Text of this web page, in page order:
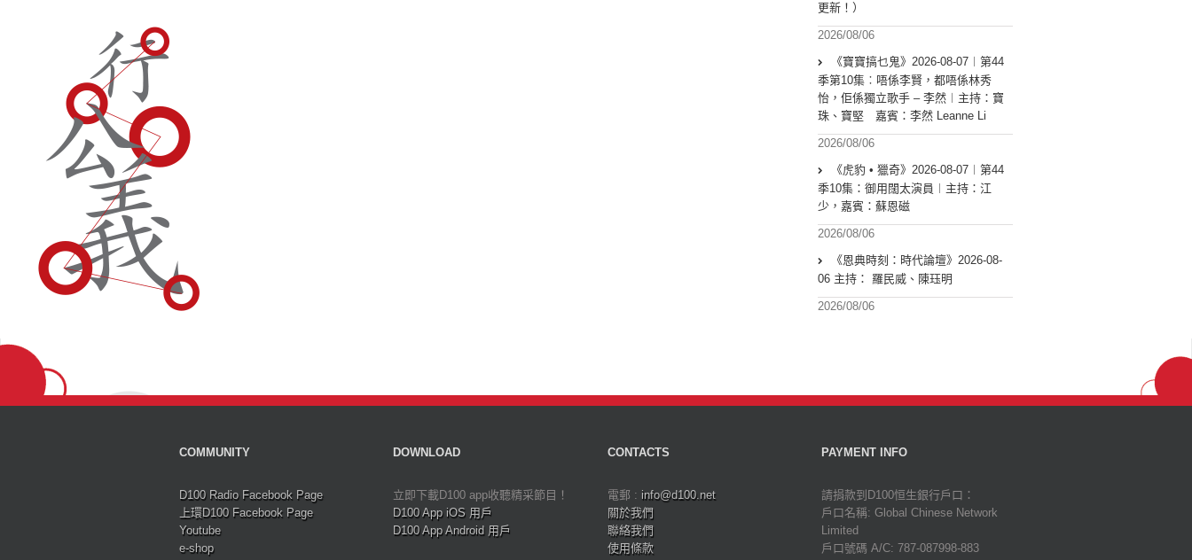
更新！）
2026/08/06
《寶寶搞乜鬼》2026-08-07︱第44
季第10集︰唔係李賢，都唔係林秀
怡，佢係獨立歌手 – 李然︱主持：寶
珠、寶堅 嘉賓：李然 Leanne Li
2026/08/06
《虎豹 • 獵奇》2026-08-07︱第44
季10集：御用闊太演員︱主持：江
少，嘉賓：蘇恩磁
2026/08/06
《恩典時刻：時代論壇》2026-08-
06 主持： 羅民威、陳珏明
2026/08/06
COMMUNITY
D100 Radio Facebook Page
上環D100 Facebook Page
Youtube
e-shop
DOWNLOAD
立即下載D100 app收聽精采節目！
D100 App iOS 用戶
D100 App Android 用戶
CONTACTS
電郵 : info@d100.net
關於我們
聯絡我們
使用條款
PAYMENT INFO
請捐款到D100恒生銀行戶口：
戶口名稱: Global Chinese Network
Limited
戶口號碼 A/C: 787-087998-883